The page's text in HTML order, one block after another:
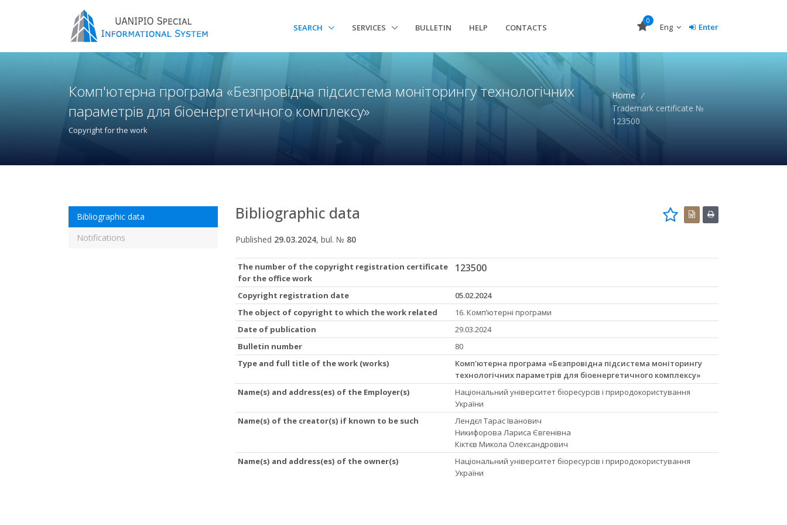
SEARCH SERVICES BULLETIN HELP CONTACTS
0
Eng Enter
Комп'ютерна програма «Безпровідна підсистема моніторингу технологічних
параметрів для біоенергетичного комплексу»
Copyright for the work
Home /
Trademark certificate №
123500
Bibliographic data
Notifications
Bibliographic data
Published 29.03.2024, bul. № 80
The number of the copyright registration certificate
for the office work
123500
Copyright registration date
05.02.2024
The object of copyright to which the work related
16. Комп’ютерні програми
Date of publication
29.03.2024
Bulletin number
80
Type and full title of the work (works)
Комп'ютерна програма «Безпровідна підсистема моніторингу
технологічних параметрів для біоенергетичного комплексу»
Name(s) and address(es) of the Employer(s)
Національний університет біоресурсів і природокористування
України
Name(s) of the creator(s) if known to be such
Лендєл Тарас Іванович
Никифорова Лариса Євгенівна
Кіктєв Микола Олександрович
Name(s) and address(es) of the owner(s)
Національний університет біоресурсів і природокористування
України